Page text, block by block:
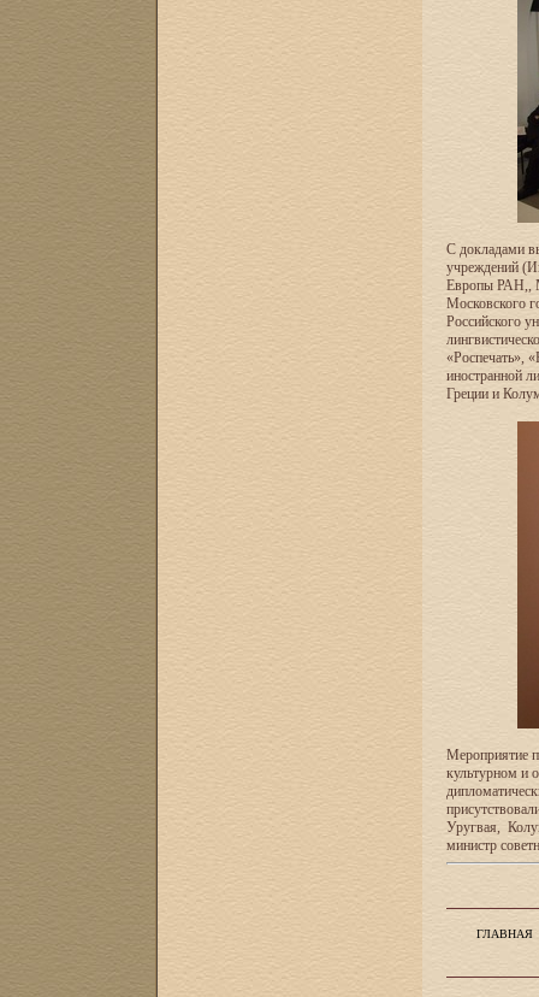
С докладами
учреждений
Европы РАН,,
Московского
Российского
«Роспечать»,
иностранной
Греции и
Мероприятие
культурном и
Уругвая,
министр
ГЛАВНАЯ